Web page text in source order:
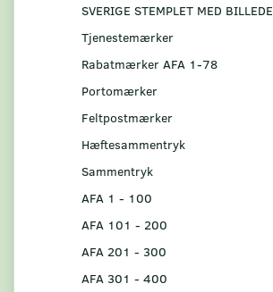
SVERIGE STEMPLET MED BILLEDE
Tjenestemærker
Rabatmærker AFA 1-78
Portomærker
Feltpostmærker
Hæftesammentryk
Sammentryk
AFA 1 - 100
AFA 101 - 200
AFA 201 - 300
AFA 301 - 400